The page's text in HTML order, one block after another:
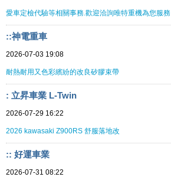
愛車定檢代驗等相關事務.歡迎洽詢唯特重機為您服務
::神電重車
2026-07-03 19:08
耐熱耐用又色彩繽紛的改良矽膠束帶
: 立昇車業 L-Twin
2026-07-29 16:22
2026 kawasaki Z900RS 舒服落地改
:: 好運車業
2026-07-31 08:22